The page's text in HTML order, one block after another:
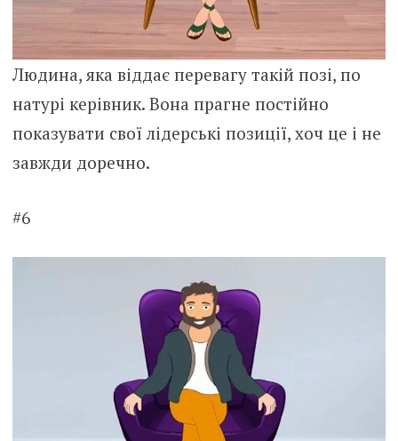
Людина, яка віддає перевагу такій позі, по
натурі керівник. Вона прагне постійно
показувати свої лідерські позиції, хоч це і не
завжди доречно.
#6